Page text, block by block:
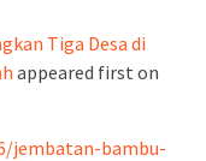
Tiga Desa di
appeared first on
jembatan-bambu-